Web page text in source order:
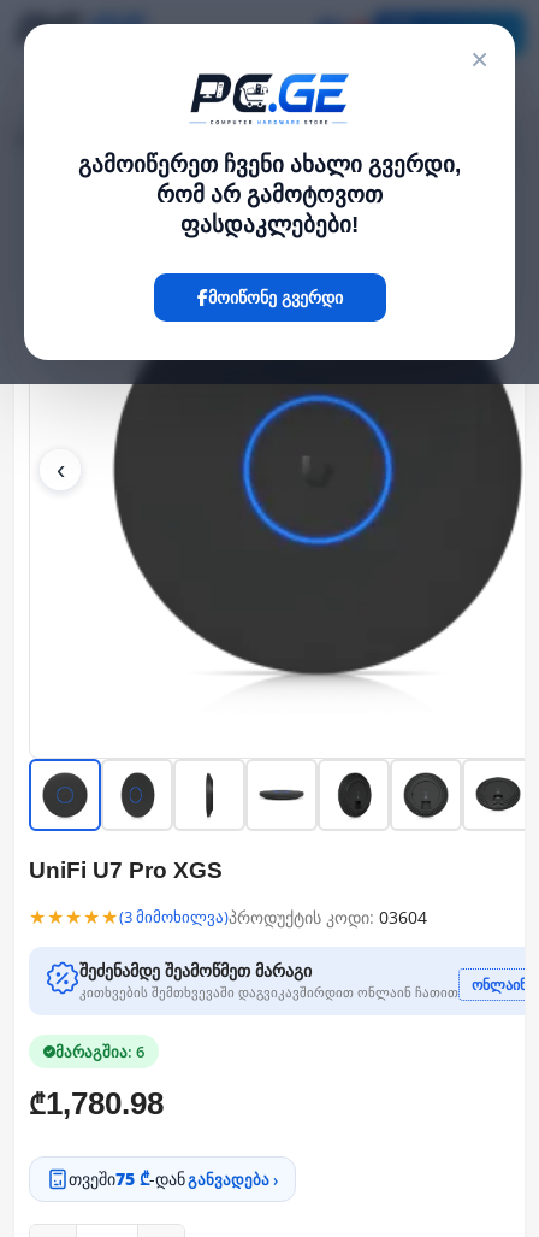
×
გამოიწერეთ ჩვენი ახალი გვერდი,
რომ არ გამოტოვოთ
ფასდაკლებები!
მოიწონე გვერდი
‹
UniFi U7 Pro XGS
★★★★★(3 მიმოხილვა)პროდუქტის კოდი: 03604
შეძენამდე შეამოწმეთ მარაგი
კითხვების შემთხვევაში დაგვიკავშირდით ონლაინ ჩათით ონლაინ
მარაგშია: 6
₾1,780.98
თვეში75 ₾-დანგანვადება ›